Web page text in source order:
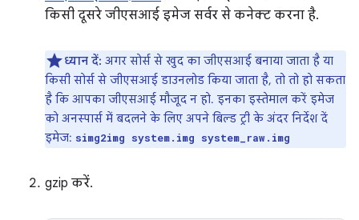
किसी दूसरे जीएसआई इमेज सर्वर से कनेक्ट करना है.
ध्यान दें: अगर सोर्स से खुद का जीएसआई बनाया जाता है या
किसी सोर्स से जीएसआई डाउनलोड किया जाता है, तो तो हो सकता
है कि आपका जीएसआई मौजूद न हो. इनका इस्तेमाल करें इमेज
को अनस्पार्स में बदलने के लिए अपने बिल्ड ट्री के अंदर निर्देश दें
इमेज: simg2img system.img system_raw.img
gzip करें.